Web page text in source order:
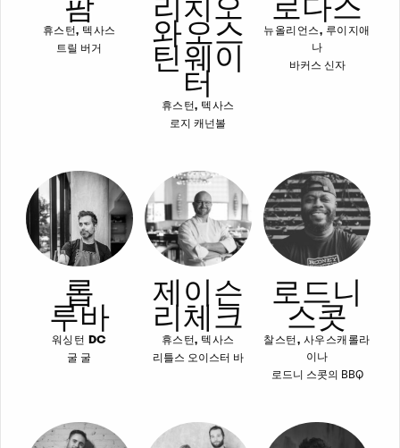
팜
휴스턴, 텍사스
트릴 버거
리치오
와 오스
틴 웨이
터
휴스턴, 텍사스
로지 캐넌볼
로다스
뉴올리언스, 루이지애
나
바커스 신자
롭
루바
워싱턴 DC
굴 굴
제이슨
리체크
휴스턴, 텍사스
리틀스 오이스터 바
로드니
스콧
찰스턴, 사우스캐롤라
이나
로드니 스콧의 BBQ